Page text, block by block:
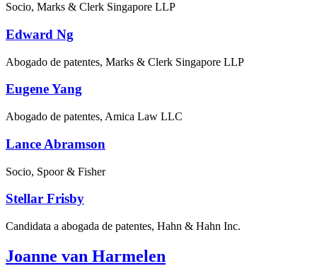
Socio, Marks & Clerk Singapore LLP
Edward Ng
Abogado de patentes, Marks & Clerk Singapore LLP
Eugene Yang
Abogado de patentes, Amica Law LLC
Lance Abramson
Socio, Spoor & Fisher
Stellar Frisby
Candidata a abogada de patentes, Hahn & Hahn Inc.
Joanne van Harmelen